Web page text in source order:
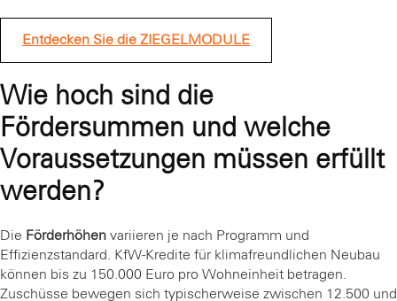
Entdecken Sie die ZIEGELMODULE
Wie hoch sind die
Fördersummen und welche
Voraussetzungen müssen erfüllt
werden?
Die Förderhöhen variieren je nach Programm und
Effizienzstandard. KfW-Kredite für klimafreundlichen Neubau
können bis zu 150.000 Euro pro Wohneinheit betragen.
Zuschüsse bewegen sich typischerweise zwischen 12.500 und